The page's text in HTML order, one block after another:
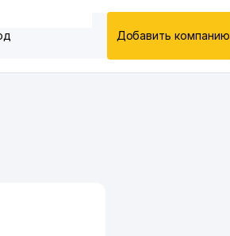
Добавить компанию